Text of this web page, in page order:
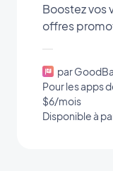
Boostez vos
offres
par
Pour les apps
$6/mois
Disponible à